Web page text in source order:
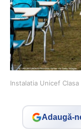
Instalatia Unicef
Adaugă-